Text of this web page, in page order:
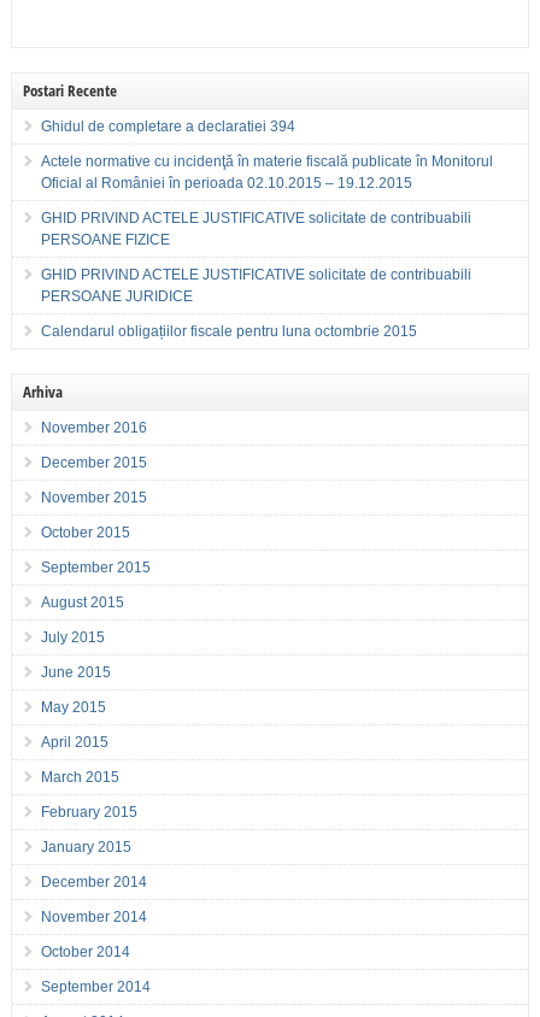
Postari Recente
Ghidul de completare a declaratiei 394
Actele normative cu incidenţă în materie fiscală publicate în Monitorul
Oficial al României în perioada 02.10.2015 – 19.12.2015
GHID PRIVIND ACTELE JUSTIFICATIVE solicitate de contribuabili
PERSOANE FIZICE
GHID PRIVIND ACTELE JUSTIFICATIVE solicitate de contribuabili
PERSOANE JURIDICE
Calendarul obligațiilor fiscale pentru luna octombrie 2015
Arhiva
November 2016
December 2015
November 2015
October 2015
September 2015
August 2015
July 2015
June 2015
May 2015
April 2015
March 2015
February 2015
January 2015
December 2014
November 2014
October 2014
September 2014